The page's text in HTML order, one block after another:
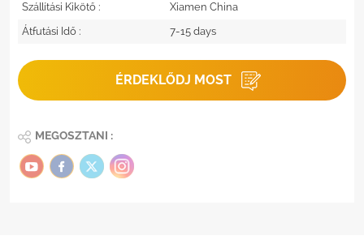
Szállítási Kikötő :
Xiamen China
Átfutási Idő :
7-15 days
ÉRDEKLŐDJ MOST
MEGOSZTANI :